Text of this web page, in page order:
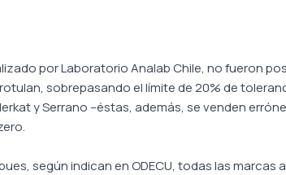
por Laboratorio Analab Chile, no fueron
sobrepasando el límite de 20% de
y Serrano –éstas, además, se venden
según indican en ODECU, todas las